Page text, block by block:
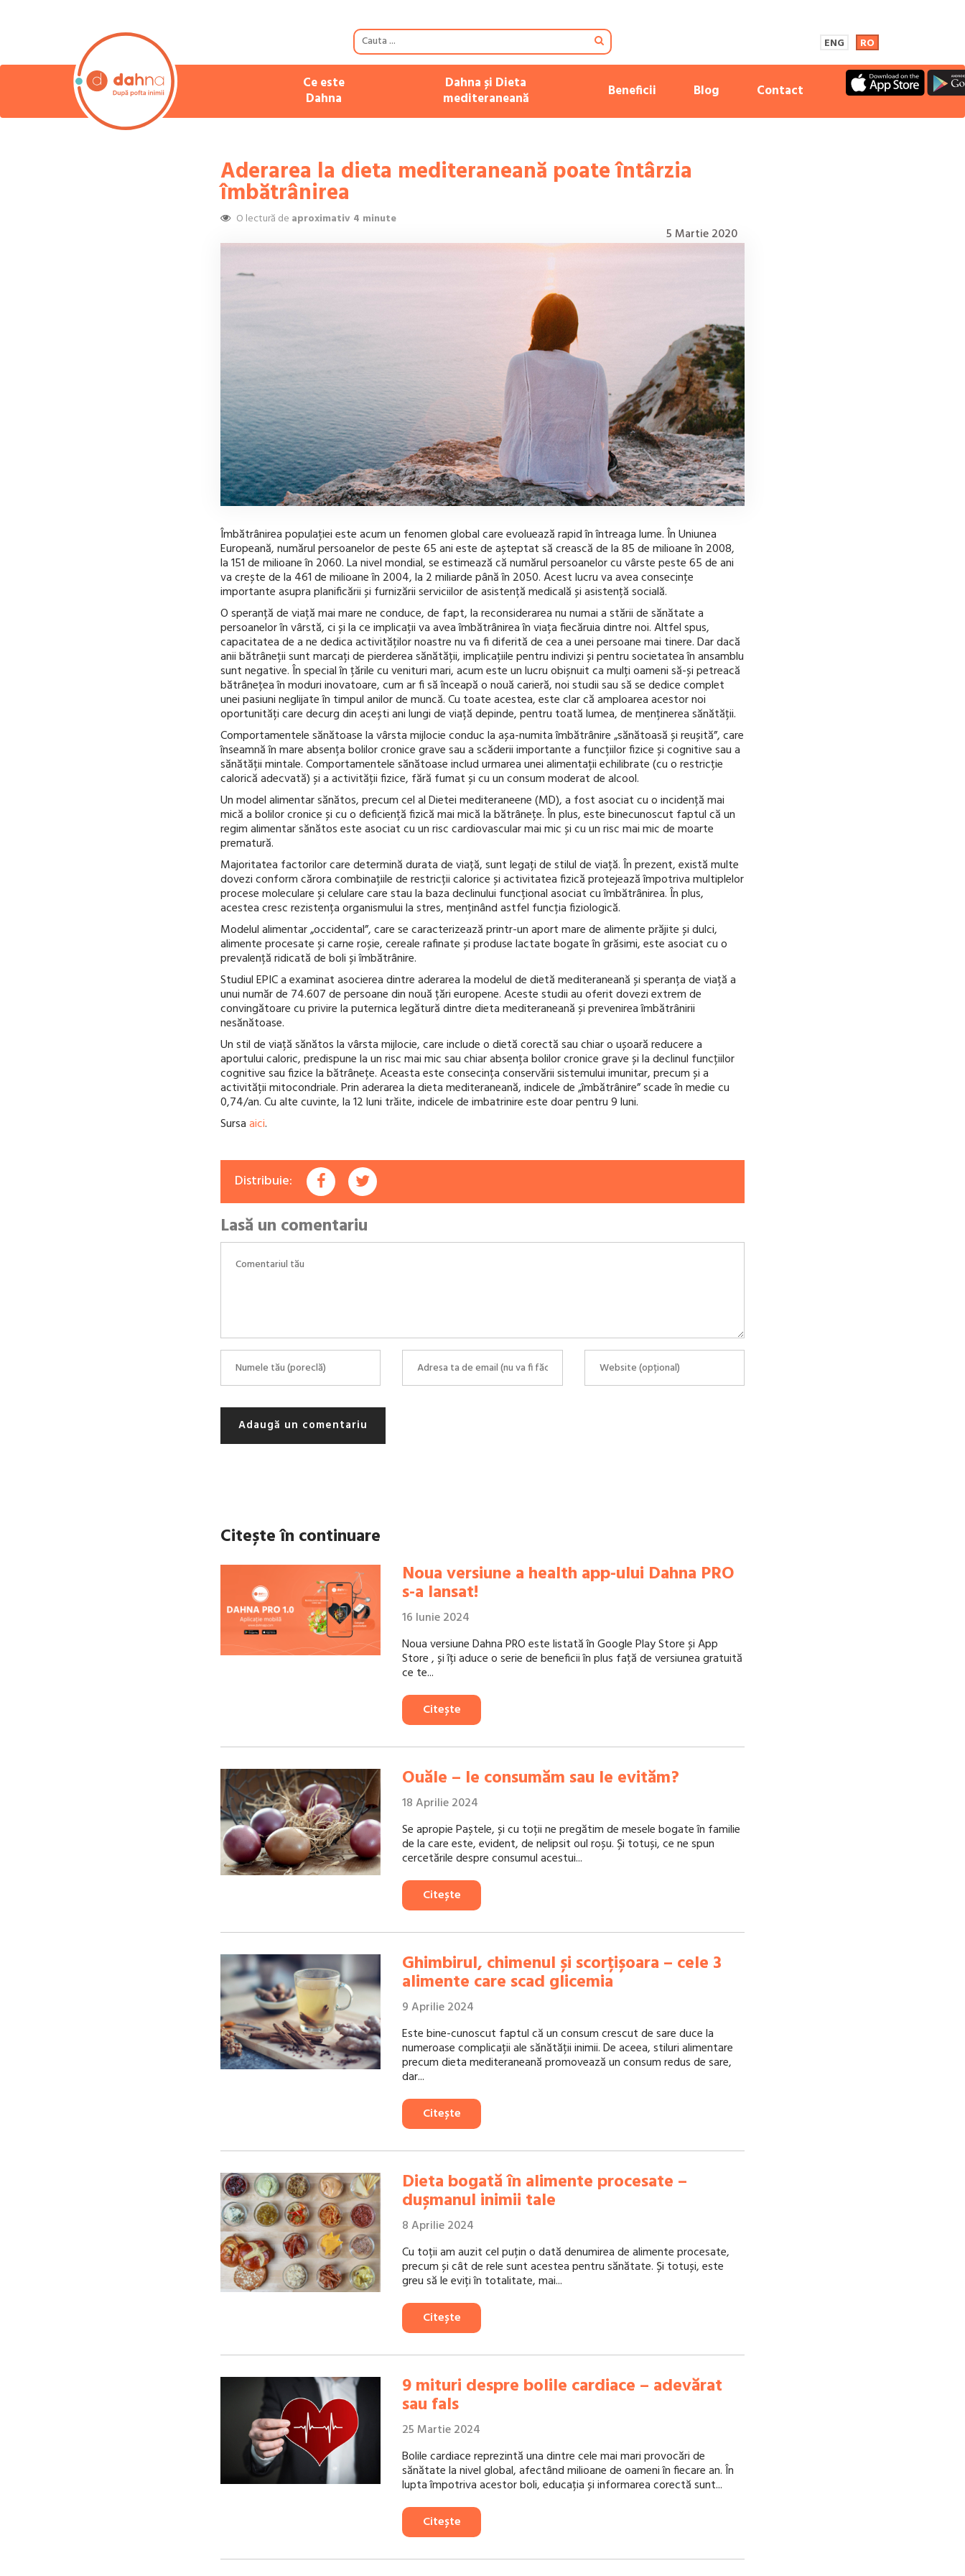
ENG RO
Ce este
Dahna
Dahna și Dieta
mediteraneană
Beneficii Blog Contact
Aderarea la dieta mediteraneană poate întârzia
îmbătrânirea
O lectură de aproximativ 4 minute
5 Martie 2020
Îmbătrânirea populației este acum un fenomen global care evoluează rapid în întreaga lume. În Uniunea
Europeană, numărul persoanelor de peste 65 ani este de așteptat să crească de la 85 de milioane în 2008,
la 151 de milioane în 2060. La nivel mondial, se estimează că numărul persoanelor cu vârste peste 65 de ani
va crește de la 461 de milioane în 2004, la 2 miliarde până în 2050. Acest lucru va avea consecințe
importante asupra planificării și furnizării serviciilor de asistență medicală și asistență socială.
O speranță de viață mai mare ne conduce, de fapt, la reconsiderarea nu numai a stării de sănătate a
persoanelor în vârstă, ci și la ce implicații va avea îmbătrânirea în viața fiecăruia dintre noi. Altfel spus,
capacitatea de a ne dedica activităților noastre nu va fi diferită de cea a unei persoane mai tinere. Dar dacă
anii bătrâneții sunt marcați de pierderea sănătății, implicațiile pentru indivizi și pentru societatea în ansamblu
sunt negative. În special în țările cu venituri mari, acum este un lucru obișnuit ca mulți oameni să-și petreacă
bătrânețea în moduri inovatoare, cum ar fi să înceapă o nouă carieră, noi studii sau să se dedice complet
unei pasiuni neglijate în timpul anilor de muncă. Cu toate acestea, este clar că amploarea acestor noi
oportunități care decurg din acești ani lungi de viață depinde, pentru toată lumea, de menținerea sănătății.
Comportamentele sănătoase la vârsta mijlocie conduc la așa-numita îmbătrânire „sănătoasă și reușită”, care
înseamnă în mare absența bolilor cronice grave sau a scăderii importante a funcțiilor fizice și cognitive sau a
sănătății mintale. Comportamentele sănătoase includ urmarea unei alimentații echilibrate (cu o restricție
calorică adecvată) și a activității fizice, fără fumat și cu un consum moderat de alcool.
Un model alimentar sănătos, precum cel al Dietei mediteraneene (MD), a fost asociat cu o incidență mai
mică a bolilor cronice și cu o deficiență fizică mai mică la bătrânețe. În plus, este binecunoscut faptul că un
regim alimentar sănătos este asociat cu un risc cardiovascular mai mic și cu un risc mai mic de moarte
prematură.
Majoritatea factorilor care determină durata de viață, sunt legați de stilul de viață. În prezent, există multe
dovezi conform cărora combinațiile de restricții calorice și activitatea fizică protejează împotriva multiplelor
procese moleculare și celulare care stau la baza declinului funcțional asociat cu îmbătrânirea. În plus,
acestea cresc rezistența organismului la stres, menținând astfel funcția fiziologică.
Modelul alimentar „occidental”, care se caracterizează printr-un aport mare de alimente prăjite și dulci,
alimente procesate și carne roșie, cereale rafinate și produse lactate bogate în grăsimi, este asociat cu o
prevalență ridicată de boli și îmbătrânire.
Studiul EPIC a examinat asocierea dintre aderarea la modelul de dietă mediteraneană și speranța de viață a
unui număr de 74.607 de persoane din nouă țări europene. Aceste studii au oferit dovezi extrem de
convingătoare cu privire la puternica legătură dintre dieta mediteraneană și prevenirea îmbătrânirii
nesănătoase.
Un stil de viață sănătos la vârsta mijlocie, care include o dietă corectă sau chiar o ușoară reducere a
aportului caloric, predispune la un risc mai mic sau chiar absența bolilor cronice grave și la declinul funcțiilor
cognitive sau fizice la bătrânețe. Aceasta este consecința conservării sistemului imunitar, precum și a
activității mitocondriale. Prin aderarea la dieta mediteraneană, indicele de „îmbătrânire” scade în medie cu
0,74/an. Cu alte cuvinte, la 12 luni trăite, indicele de imbatrinire este doar pentru 9 luni.
Sursaaici.
Distribuie:
Lasă un comentariu
Adaugă un comentariu
Citește în continuare
Noua versiune a health app-ului Dahna PRO
s-a lansat!
16 Iunie 2024
Noua versiune Dahna PRO este listată în Google Play Store și App
Store , și îți aduce o serie de beneficii în plus față de versiunea gratuită
ce te...
Citește
Ouăle – le consumăm sau le evităm?
18 Aprilie 2024
Se apropie Paștele, și cu toții ne pregătim de mesele bogate în familie
de la care este, evident, de nelipsit oul roșu. Și totuși, ce ne spun
cercetările despre consumul acestui...
Citește
Ghimbirul, chimenul și scorțișoara – cele 3
alimente care scad glicemia
9 Aprilie 2024
Este bine-cunoscut faptul că un consum crescut de sare duce la
numeroase complicații ale sănătății inimii. De aceea, stiluri alimentare
precum dieta mediteraneană promovează un consum redus de sare,
dar...
Citește
Dieta bogată în alimente procesate –
dușmanul inimii tale
8 Aprilie 2024
Cu toții am auzit cel puțin o dată denumirea de alimente procesate,
precum și cât de rele sunt acestea pentru sănătate. Și totuși, este
greu să le eviți în totalitate, mai...
Citește
9 mituri despre bolile cardiace – adevărat
sau fals
25 Martie 2024
Bolile cardiace reprezintă una dintre cele mai mari provocări de
sănătate la nivel global, afectând milioane de oameni în fiecare an. În
lupta împotriva acestor boli, educația și informarea corectă sunt...
Citește